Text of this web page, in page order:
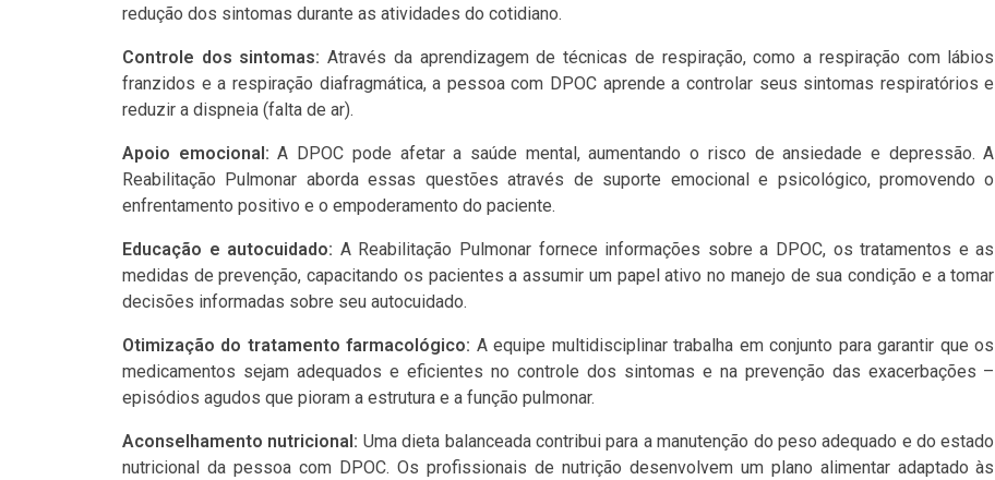
redução dos sintomas durante as atividades do cotidiano.
Controle dos sintomas: Através da aprendizagem de técnicas de respiração, como a respiração com lábios
franzidos e a respiração diafragmática, a pessoa com DPOC aprende a controlar seus sintomas respiratórios e
reduzir a dispneia (falta de ar).
Apoio emocional:A DPOC pode afetar a saúde mental, aumentando o risco de ansiedade e depressão. A
Reabilitação Pulmonar aborda essas questões através de suporte emocional e psicológico, promovendo o
enfrentamento positivo e o empoderamento do paciente.
Educação e autocuidado: A Reabilitação Pulmonar fornece informações sobre a DPOC, os tratamentos e as
medidas de prevenção, capacitando os pacientes a assumir um papel ativo no manejo de sua condição e a tomar
decisões informadas sobre seu autocuidado.
Otimização do tratamento farmacológico: A equipe multidisciplinar trabalha em conjunto para garantir que os
medicamentos sejam adequados e eficientes no controle dos sintomas e na prevenção das exacerbações –
episódios agudos que pioram a estrutura e a função pulmonar.
Aconselhamento nutricional: Uma dieta balanceada contribui para a manutenção do peso adequado e do estado
nutricional da pessoa com DPOC. Os profissionais de nutrição desenvolvem um plano alimentar adaptado às